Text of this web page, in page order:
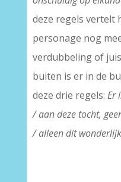
deze regels vertelt
personage nog
verdubbeling of
buiten is er in de
deze drie regels: Er
/ aan deze tocht,
/ alleen dit